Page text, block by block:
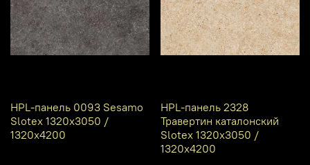
HPL-панель 0093 Sesamo
Slotex 1320х3050 /
1320х4200
HPL-панель 2328
Травертин каталонский
Slotex 1320х3050 /
1320х4200